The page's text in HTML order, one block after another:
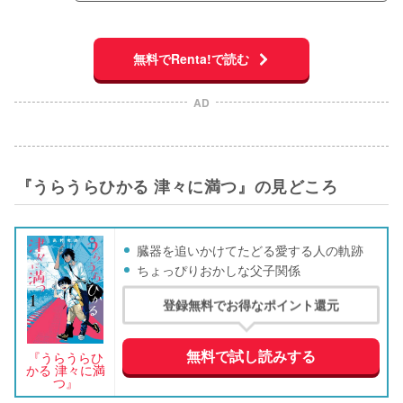
無料でRenta!で読む
AD
『うらうらひかる 津々に満つ』の見どころ
『うらうらひ
かる 津々に満
つ』
臓器を追いかけてたどる愛する人の軌跡
ちょっぴりおかしな父子関係
登録無料でお得なポイント還元
無料で試し読みする